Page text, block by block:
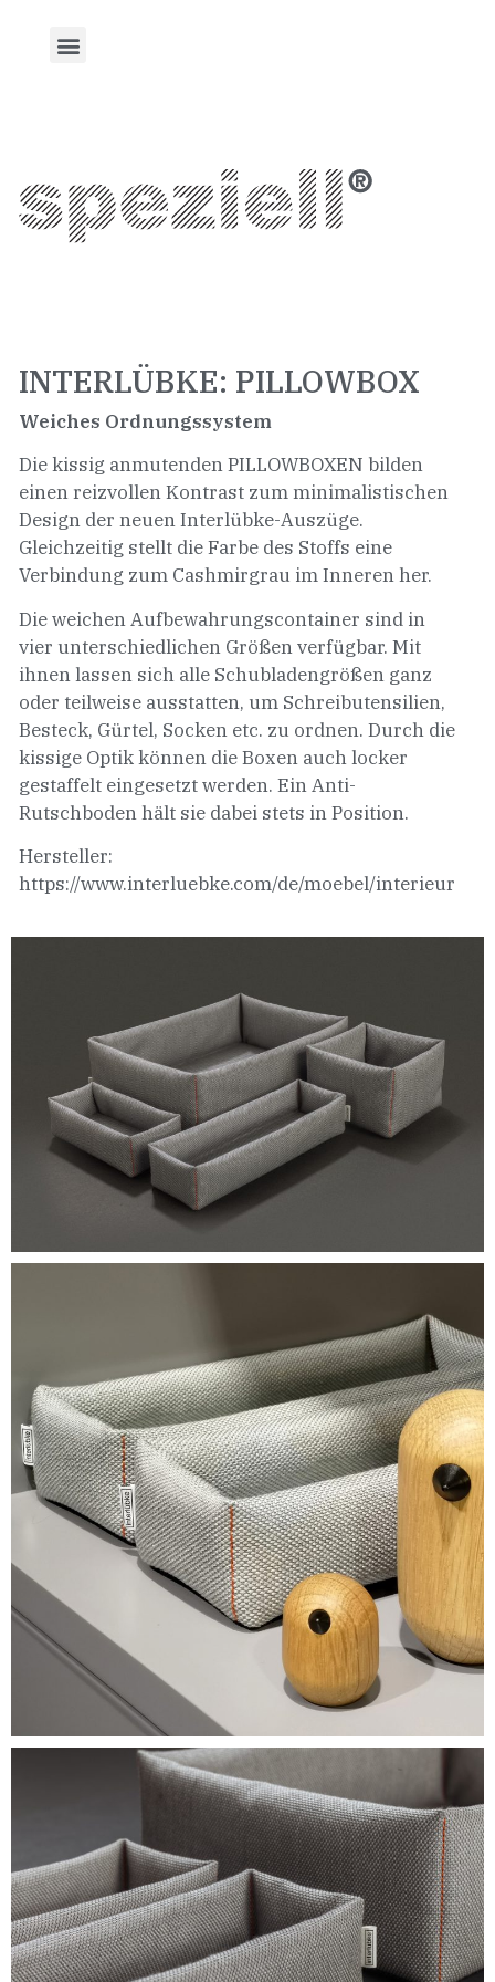
INTERLÜBKE: PILLOWBOX
Weiches Ordnungssystem
Die kissig anmutenden PILLOWBOXEN bilden
einen reizvollen Kontrast zum minimalistischen
Design der neuen Interlübke-Auszüge.
Gleichzeitig stellt die Farbe des Stoffs eine
Verbindung zum Cashmirgrau im Inneren her.
Die weichen Aufbewahrungscontainer sind in
vier unterschiedlichen Größen verfügbar. Mit
ihnen lassen sich alle Schubladengrößen ganz
oder teilweise ausstatten, um Schreibutensilien,
Besteck, Gürtel, Socken etc. zu ordnen. Durch die
kissige Optik können die Boxen auch locker
gestaffelt eingesetzt werden. Ein Anti-
Rutschboden hält sie dabei stets in Position.
Hersteller:
https://www.interluebke.com/de/moebel/interieur